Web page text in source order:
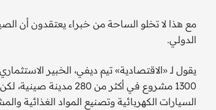
مع هذا لا تخلو الساحة من خبراء يعتقدون أن
الدولي.
يقول لـ «الاقتصادية» تيم ديفي، الخبير
1300 مشروع في أكثر
السيارات الكهربائية وتصنيع المواد الغذائية